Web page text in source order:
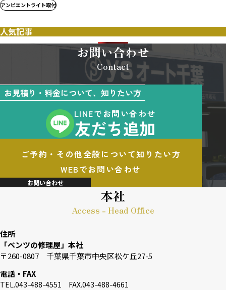
アンビエントライト取付
人気記事
お問い合わせ
Contact
お見積り・料金について、知りたい方
LINEでお問い合わせ
友だち追加
ご予約・その他全般について知りたい方
WEBでお問い合わせ
お問い合わせ
本社
Access - Head Office
住所
「ベンツの修理屋」本社
〒260-0807 千葉県千葉市中央区松ケ丘27-5
電話・FAX
TEL.043-488-4551 FAX.043-488-4661